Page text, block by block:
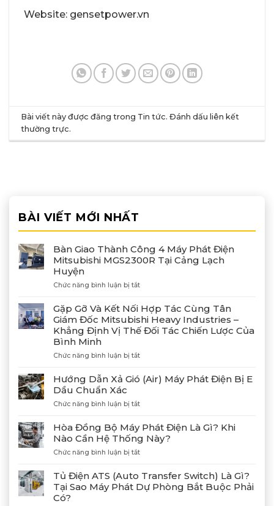
Website: gensetpower.vn
Bài viết này được đăng trong Tin tức. Đánh dấuliên kết
thường trực.
BÀI VIẾT MỚI NHẤT
Bàn Giao Thành Công 4 Máy Phát Điện
Mitsubishi MGS2300R Tại Cảng Lạch
Huyện
Chức năng bình luận bị tắtở
Giao
Thành
Công
4
Phát
MGS2300R
Cảng
Gặp Gỡ Và Kết Nối Hợp Tác Cùng Tân
Giám Đốc Mitsubishi Heavy Industries –
Khẳng Định Vị Thế Đối Tác Chiến Lược Của
Bình Minh
Chức năng bình luận bị tắtở
Gỡ
Và
Nối
Tác
Cùng
Tân
Giám
Mitsubishi
Heavy
Industries
Hướng Dẫn Xả Gió (Air) Máy Phát Điện Bị E
Dầu Chuẩn Xác
Chức năng bình luận bị tắtở
Dẫn
Xả
Gió
(Air)
Phát
Bị
Hòa Đồng Bộ Máy Phát Điện Là Gì? Khi
Nào Cần Hệ Thống Này?
Chức năng bình luận bị tắtở
Đồng
Bộ
Máy
Tủ Điện ATS (Auto Transfer Switch) Là Gì?
Tại Sao Máy Phát Dự Phòng Bắt Buộc Phải
Có?